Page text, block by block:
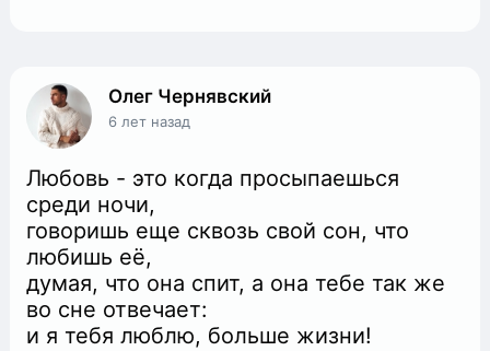
Олег Чернявский
6 лет назад
Любовь - это когда просыпаешься
среди ночи,
говоришь еще сквозь свой сон, что
любишь её,
думая, что она спит, а она тебе так же
во сне отвечает:
и я тебя люблю, больше жизни!